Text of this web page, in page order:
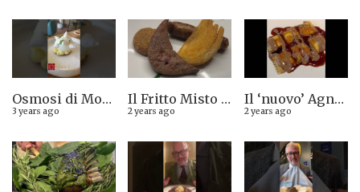
Osmosi di Montepulciano nuova stella Michelin. Avevamo visto lungo il 14.08.2023
3 years ago
Il Fritto Misto del Centro di Priocca
2 years ago
Il ‘nuovo’ Agnolotto di Torino del Mago Rabin
2 years ago